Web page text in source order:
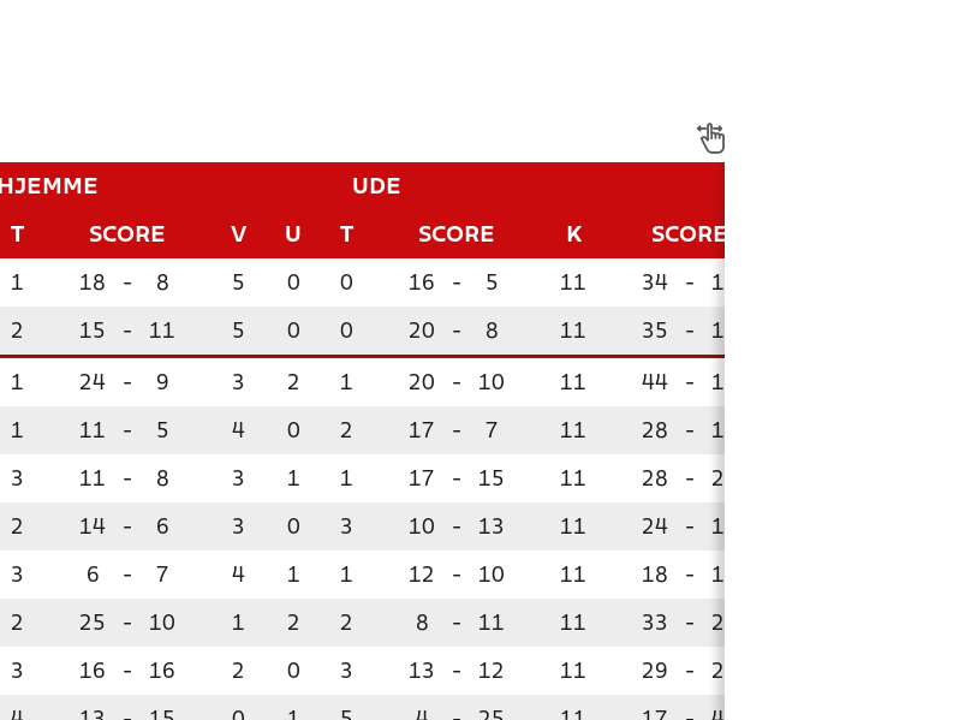
HJEMME UDE
T SCORE V U T SCORE K SCORE
1 18 - 8 5 0 0 16 - 5 11 34 - 13
2 15 - 11 5 0 0 20 - 8 11 35 - 19
1 24 - 9 3 2 1 20 - 10 11 44 - 19
1 11 - 5 4 0 2 17 - 7 11 28 - 12
3 11 - 8 3 1 1 17 - 15 11 28 - 23
2 14 - 6 3 0 3 10 - 13 11 24 - 19
3 6 - 7 4 1 1 12 - 10 11 18 - 17
2 25 - 10 1 2 2 8 - 11 11 33 - 21
3 16 - 16 2 0 3 13 - 12 11 29 - 28